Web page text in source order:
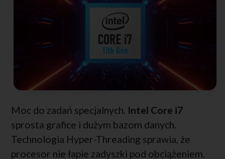
Moc do zadań specjalnych. Intel Core i7
sprosta grafice i dużym bazom danych.
Technologia Hyper-Threading sprawia, że
procesor nie łapie zadyszki pod obciążeniem.